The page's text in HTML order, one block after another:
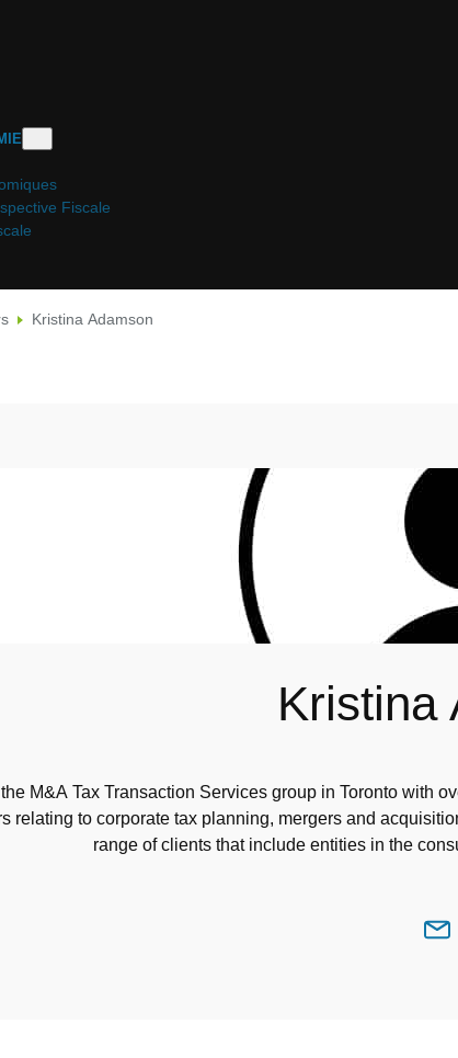
Fiscale
Kristina Adamson
Kristina
M&A Tax Transaction Services group in Toronto with
relating to corporate tax planning, mergers and
range of clients that include entities in the